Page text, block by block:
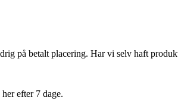
på betalt placering. Har vi selv haft
efter 7 dage.